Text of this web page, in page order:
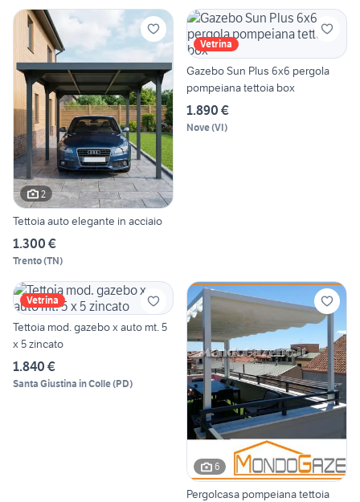
2
Tettoia auto elegante in acciaio
1.300 €
Trento(TN)
Vetrina
Gazebo Sun Plus 6x6 pergola
pompeiana tettoia box
1.890 €
Nove(VI)
Vetrina
Tettoia mod. gazebo x auto mt. 5
x 5 zincato
1.840 €
Santa Giustina in Colle(PD)
6
Pergolcasa pompeiana tettoia